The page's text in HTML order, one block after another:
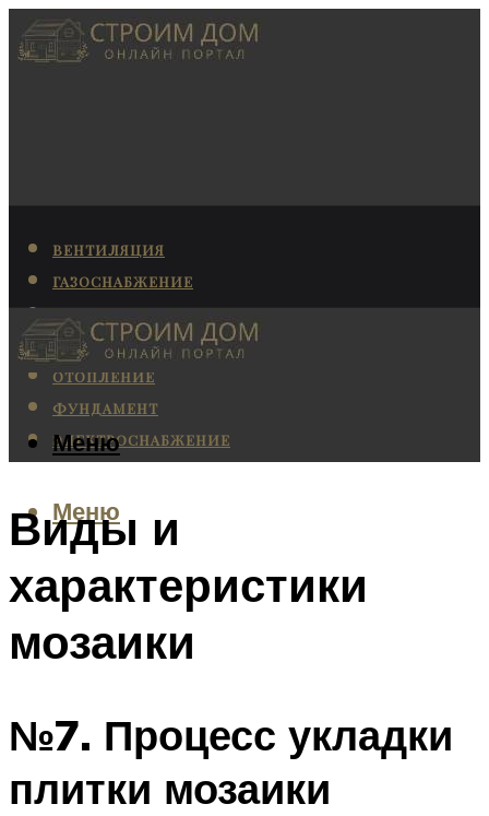
ВЕНТИЛЯЦИЯ
ГАЗОСНАБЖЕНИЕ
КАНАЛИЗАЦИЯ
КОНДИЦИОНИРОВАНИЕ
ОТОПЛЕНИЕ
ФУНДАМЕНТ
ЭЛЕКТРОСНАБЖЕНИЕ
Меню
Меню
Виды и
характеристики
мозаики
№7. Процесс укладки
плитки мозаики